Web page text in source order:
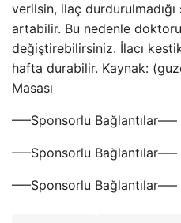
verilsin, ilaç
artabilir. Bu nedenle
değiştirebilirsiniz. İlacı
hafta durabilir. Kaynak:
Masası
—–Sponsorlu Bağlantılar—–
—–Sponsorlu Bağlantılar—–
—–Sponsorlu Bağlantılar—–